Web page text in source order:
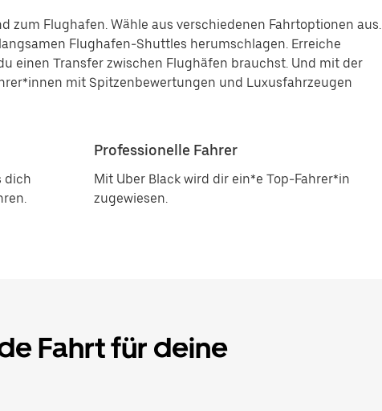
zum Flughafen. Wähle aus verschiedenen Fahrtoptionen aus.
Flughafen-Shuttles herumschlagen. Erreiche
einen Transfer zwischen Flughäfen brauchst. Und mit der
mit Spitzenbewertungen und Luxusfahrzeugen
dich
Professionelle Fahrer
Mit Uber Black wird dir ein*e Top-Fahrer*in
zugewiesen.
Fahrt für deine